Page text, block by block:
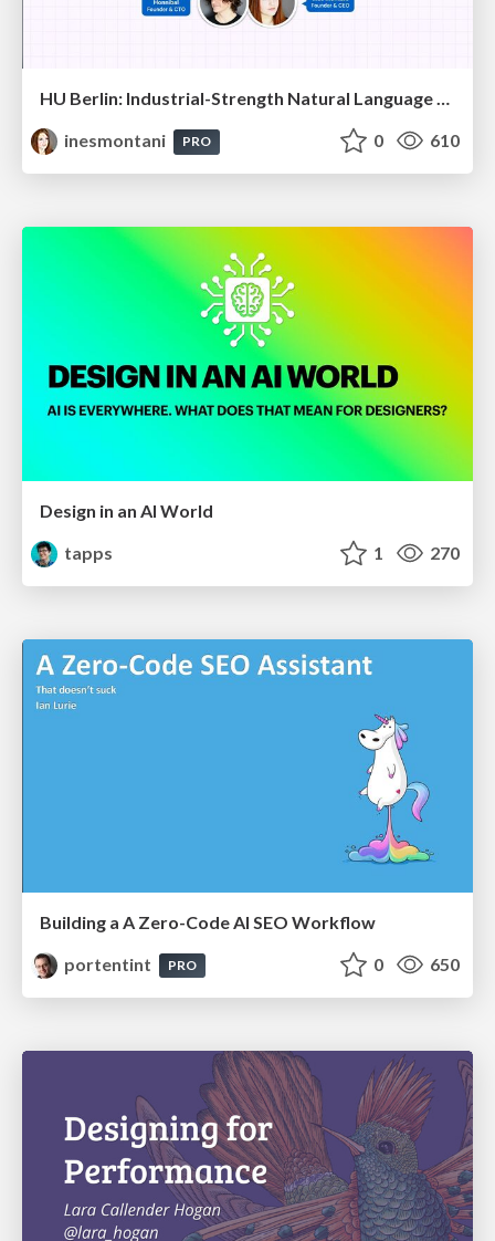
HU Berlin: Industrial-Strength Natural Language Processing with spaCy and Prodigy
inesmontani
PRO 0 610
Design in an AI World
tapps
1 270
Building a A Zero-Code AI SEO Workflow
portentint
PRO 0 650